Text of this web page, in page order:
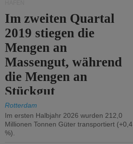
Im zweiten Quartal
2019 stiegen die
Mengen an
Massengut, während
die Mengen an
Stückgut
zurückgingen.
Rotterdam
Im ersten Halbjahr 2026 wurden 212,0
Millionen Tonnen Güter transportiert (+0,4
%).